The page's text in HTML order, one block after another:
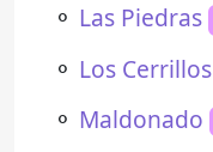
⚬ Las Piedras
⚬ Los Cerrillos
⚬ Maldonado